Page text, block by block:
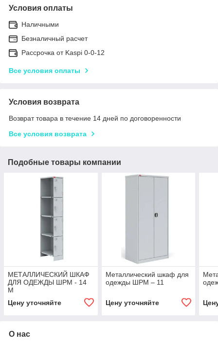
Условия оплаты
Наличными
Безналичный расчет
Рассрочка от Kaspi 0-0-12
Все условия оплаты
Условия возврата
Возврат товара в течение 14 дней по договоренности
Все условия возврата
Подобные товары компании
МЕТАЛЛИЧЕСКИЙ ШКАФ
ДЛЯ ОДЕЖДЫ ШРМ - 14
M
Цену уточняйте
Металлический шкаф для
одежды ШРМ – 11
Цену уточняйте
О нас